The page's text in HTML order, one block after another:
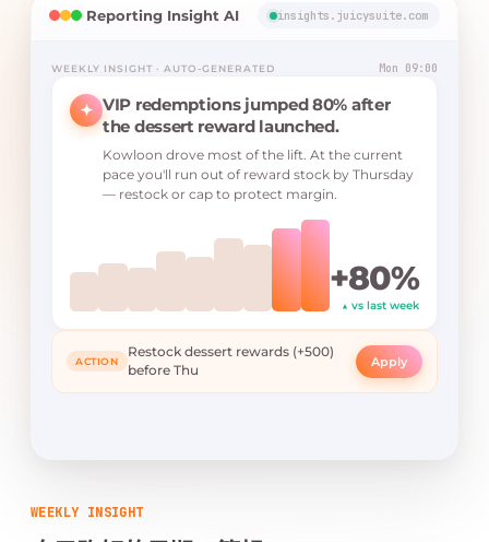
Reporting Insight AI insights.juicysuite.com
WEEKLY INSIGHT · AUTO-GENERATED Mon 09:00
VIP redemptions jumped 80% after
the dessert reward launched.
Kowloon drove most of the lift. At the current
pace you'll run out of reward stock by Thursday
— restock or cap to protect margin.
+80%
▲ vs last week
ACTION
Restock dessert rewards (+500)
before Thu
Apply
WEEKLY INSIGHT